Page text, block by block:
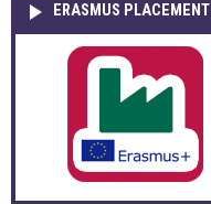
ERASMUS PLACEMENT